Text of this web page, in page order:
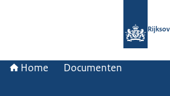
Home Documenten